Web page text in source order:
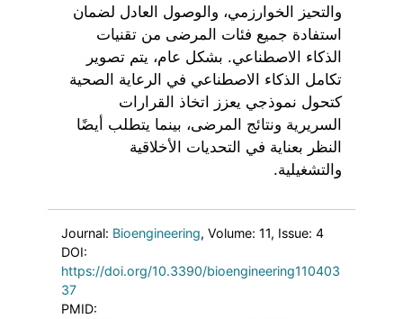
والتحيز الخوارزمي، والوصول العادل لضمان
استفادة جميع فئات المرضى من تقنيات
الذكاء الاصطناعي. بشكل عام، يتم تصوير
تكامل الذكاء الاصطناعي في الرعاية الصحية
كتحول نموذجي يعزز اتخاذ القرارات
السريرية ونتائج المرضى، بينما يتطلب أيضًا
النظر بعناية في التحديات الأخلاقية
والتشغيلية.
Journal: Bioengineering, Volume: 11, Issue: 4
DOI:
https://doi.org/10.3390/bioengineering110403
37
PMID: